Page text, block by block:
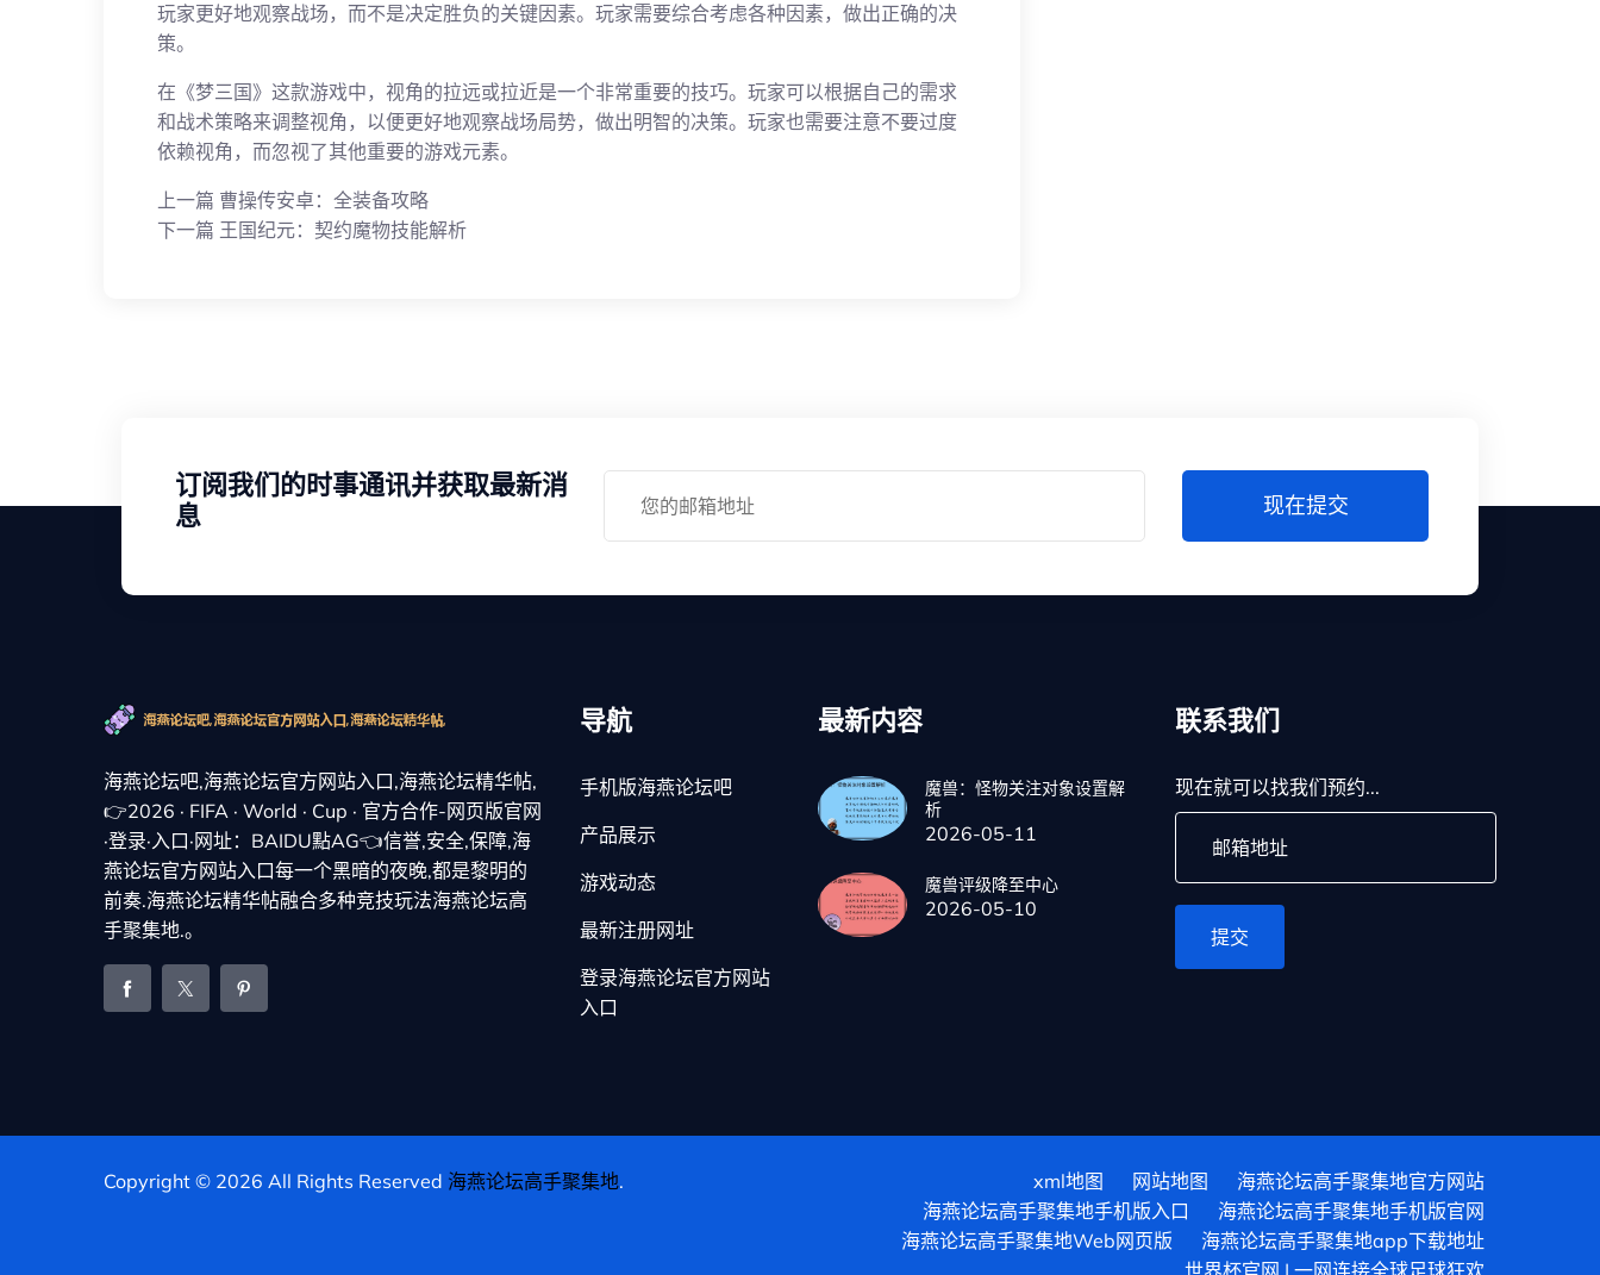
玩家更好地观察战场，而不是决定胜负的关键因素。玩家需要综合考虑各种因素，做出正确的决
策。
在《梦三国》这款游戏中，视角的拉远或拉近是一个非常重要的技巧。玩家可以根据自己的需求
和战术策略来调整视角，以便更好地观察战场局势，做出明智的决策。玩家也需要注意不要过度
依赖视角，而忽视了其他重要的游戏元素。
上一篇 曹操传安卓：全装备攻略
下一篇 王国纪元：契约魔物技能解析
订阅我们的时事通讯并获取最新消
息
现在提交
海燕论坛吧,海燕论坛官方网站入口,海燕论坛精华帖,
👉2026 · FIFA · World · Cup · 官方合作-网页版官网
·登录·入口·网址：BAIDU點AG👈信誉,安全,保障,海
燕论坛官方网站入口每一个黑暗的夜晚,都是黎明的
前奏.海燕论坛精华帖融合多种竞技玩法海燕论坛高
手聚集地.。
导航
手机版海燕论坛吧
产品展示
游戏动态
最新注册网址
登录海燕论坛官方网站
入口
最新内容
魔兽：怪物关注对象设置解
析
2026-05-11
魔兽评级降至中心
2026-05-10
联系我们
现在就可以找我们预约...
提交
Copyright © 2026 All Rights Reserved 海燕论坛高手聚集地. xml地图 网站地图
海燕论坛高手聚集地官方网站
海燕论坛高手聚集地手机版入口
海燕论坛高手聚集地手机版官网
海燕论坛高手聚集地Web网页版
海燕论坛高手聚集地app下载地址
世界杯官网 | 一网连接全球足球狂欢